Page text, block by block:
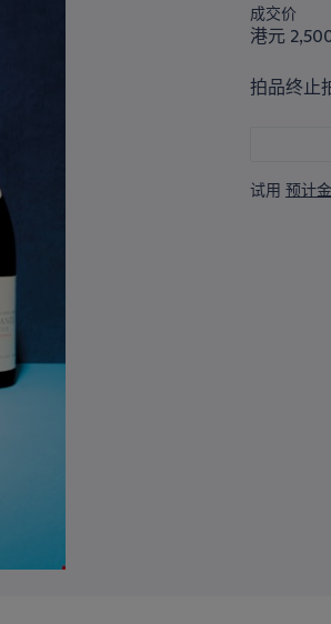
成交价
港元
拍品终止
试用 预计